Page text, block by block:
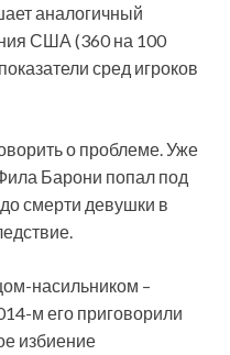
аналогичный
США (360 на 100
сред игроков
о проблеме. Уже
Барони попал под
смерти девушки в
насильником –
м его приговорили
избиение